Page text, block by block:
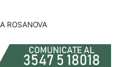
ROSANOVA